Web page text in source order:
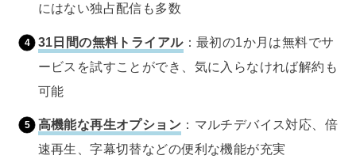
にはない独占配信も多数
31日間の無料トライアル：最初の1か月は無料でサ
ービスを試すことができ、気に入らなければ解約も
可能
高機能な再生オプション ：マルチデバイス対応、倍
速再生、字幕切替などの便利な機能が充実